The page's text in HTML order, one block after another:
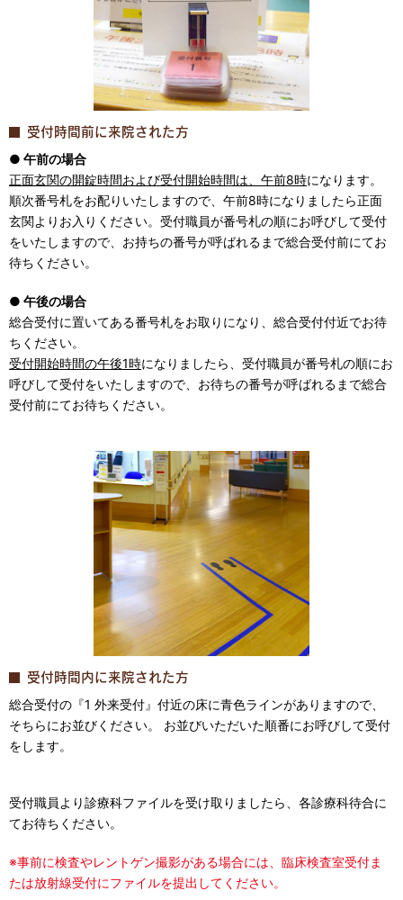
受付時間前に来院された方
● 午前の場合
正面玄関の開錠時間および受付開始時間は、午前8時になります。
順次番号札をお配りいたしますので、午前8時になりましたら正面
玄関よりお入りください。受付職員が番号札の順にお呼びして受付
をいたしますので、お持ちの番号が呼ばれるまで総合受付前にてお
待ちください。
● 午後の場合
総合受付に置いてある番号札をお取りになり、総合受付付近でお待
ちください。
受付開始時間の午後1時になりましたら、受付職員が番号札の順にお
呼びして受付をいたしますので、お待ちの番号が呼ばれるまで総合
受付前にてお待ちください。
受付時間内に来院された方
総合受付の『1 外来受付』付近の床に青色ラインがありますので、
そちらにお並びください。 お並びいただいた順番にお呼びして受付
をします。
受付職員より診療科ファイルを受け取りましたら、各診療科待合に
てお待ちください。
※事前に検査やレントゲン撮影がある場合には、臨床検査室受付ま
たは放射線受付にファイルを提出してください。